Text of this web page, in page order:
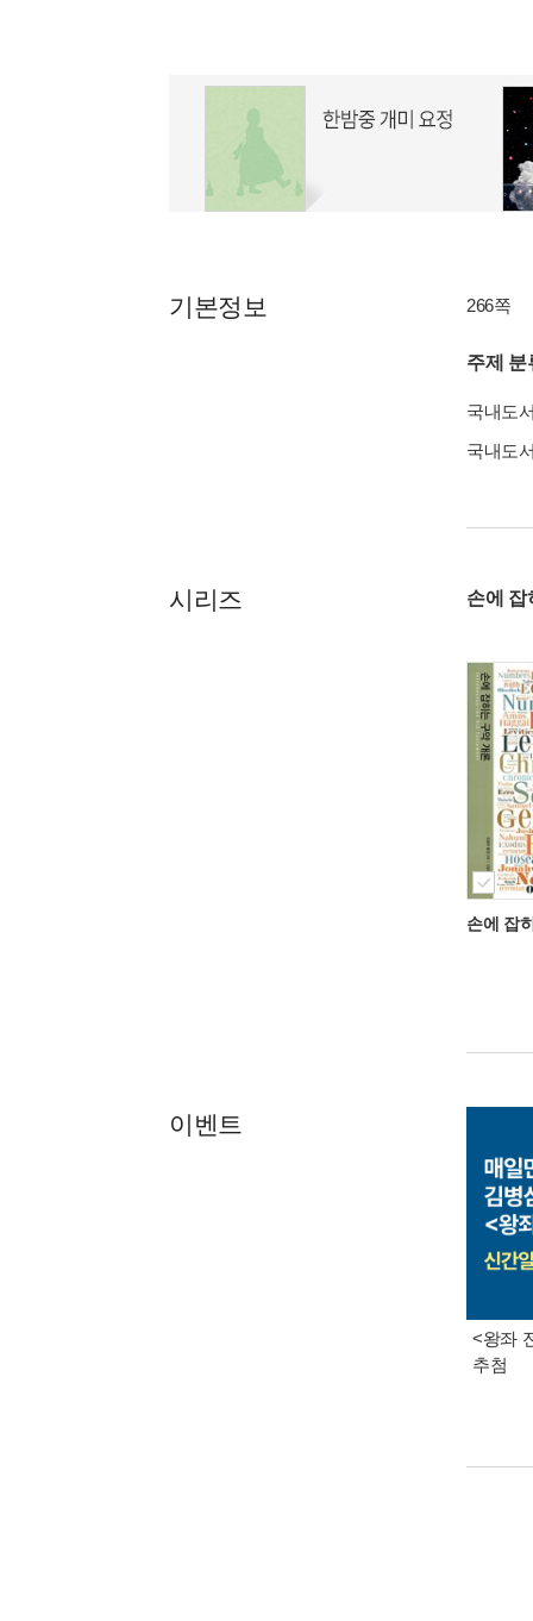
기본정보 266쪽
주제 분
국내도
국내도
시리즈 손에 잡
손에 잡
이벤트
<왕좌
추첨